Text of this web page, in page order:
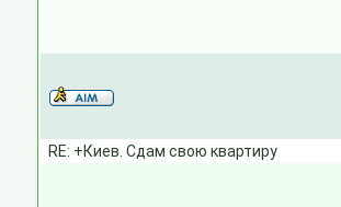
RE: +Киев. Сдам свою квартиру